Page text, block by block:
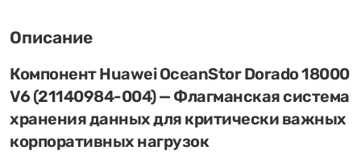
Описание
Компонент Huawei OceanStor Dorado 18000
V6 (21140984-004) — Флагманская система
хранения данных для критически важных
корпоративных нагрузок